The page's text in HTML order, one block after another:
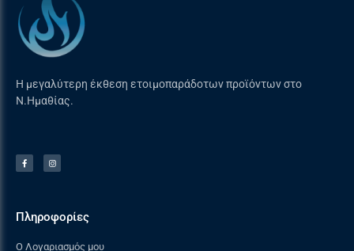
Η μεγαλύτερη έκθεση ετοιμοπαράδοτων προϊόντων στο
Ν.Ημαθίας.
Πληροφορίες
Ο Λογαριασμός μου